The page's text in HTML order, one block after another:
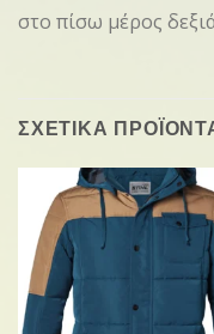
στο πίσω μέρος
ΣΧΕΤΙΚΑ